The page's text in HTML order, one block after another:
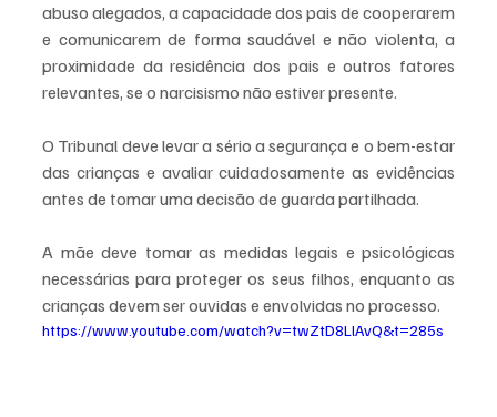
abuso alegados, a capacidade dos pais de cooperarem
e comunicarem de forma saudável e não violenta, a
proximidade da residência dos pais e outros fatores
relevantes, se o narcisismo não estiver presente.
O Tribunal deve levar a sério a segurança e o bem-estar
das crianças e avaliar cuidadosamente as evidências
antes de tomar uma decisão de guarda partilhada.
A mãe deve tomar as medidas legais e psicológicas
necessárias para proteger os seus filhos, enquanto as
crianças devem ser ouvidas e envolvidas no processo.
https://www.youtube.com/watch?v=twZtD8LlAvQ&t=285s